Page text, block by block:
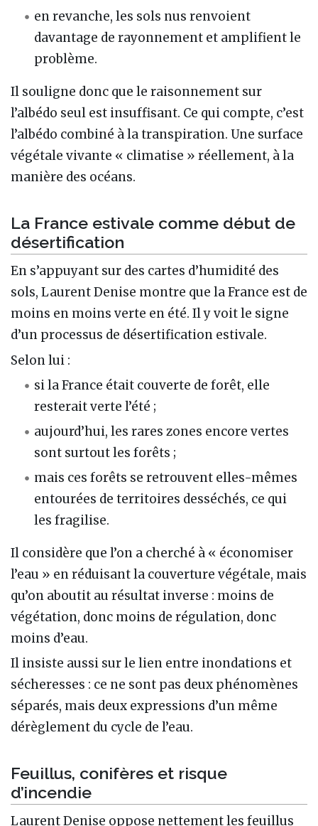
en revanche, les sols nus renvoient
davantage de rayonnement et amplifient le
problème.
Il souligne donc que le raisonnement sur
l’albédo seul est insuffisant. Ce qui compte, c’est
l’albédo combiné à la transpiration. Une surface
végétale vivante « climatise » réellement, à la
manière des océans.
La France estivale comme début de
désertification
En s’appuyant sur des cartes d’humidité des
sols, Laurent Denise montre que la France est de
moins en moins verte en été. Il y voit le signe
d’un processus de désertification estivale.
Selon lui :
si la France était couverte de forêt, elle
resterait verte l’été ;
aujourd’hui, les rares zones encore vertes
sont surtout les forêts ;
mais ces forêts se retrouvent elles-mêmes
entourées de territoires desséchés, ce qui
les fragilise.
Il considère que l’on a cherché à « économiser
l’eau » en réduisant la couverture végétale, mais
qu’on aboutit au résultat inverse : moins de
végétation, donc moins de régulation, donc
moins d’eau.
Il insiste aussi sur le lien entre inondations et
sécheresses : ce ne sont pas deux phénomènes
séparés, mais deux expressions d’un même
dérèglement du cycle de l’eau.
Feuillus, conifères et risque
d’incendie
Laurent Denise oppose nettement les feuillus